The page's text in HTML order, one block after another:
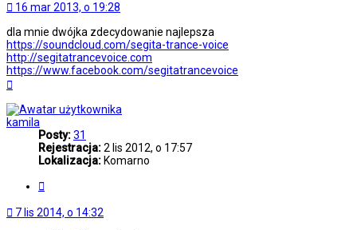
16 mar 2013, o 19:28
dla mnie dwójka zdecydowanie najlepsza
https://soundcloud.com/segita-trance-voice
http://segitatrancevoice.com
https://www.facebook.com/segitatrancevoice
kamila
Posty:31
Rejestracja:2 lis 2012, o 17:57
Lokalizacja: Komarno
7 lis 2014, o 14:32